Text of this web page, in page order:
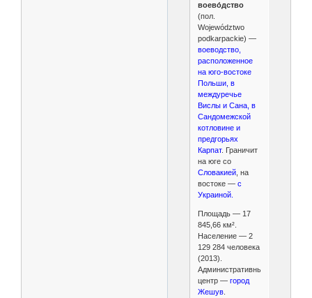
воево́дство
(пол.
Województwo
podkarpackie) —
воеводство,
расположенное
на юго-востоке
Польши, в
междуречье
Вислы и Сана, в
Сандомежской
котловине и
предгорьях
Карпат. Граничит
на юге со
Словакией, на
востоке —с
Украиной.
Площадь — 17
845,66 км².
Население — 2
129 284 человека
(2013).
Административный
центр — город
Жешув.